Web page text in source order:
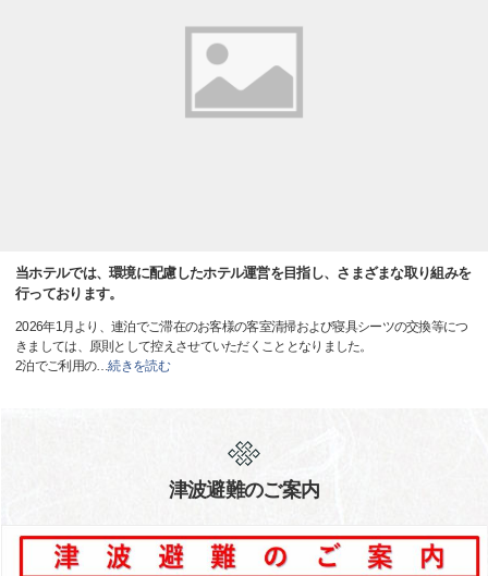
当ホテルでは、環境に配慮したホテル運営を目指し、さまざまな取り組みを
行っております。
2026年1月より、連泊でご滞在のお客様の客室清掃および寝具シーツの交換等につ
きましては、原則として控えさせていただくこととなりました。
2泊でご利用の…続きを読む
津波避難のご案内